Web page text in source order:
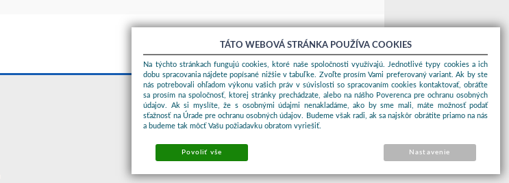
TÁTO WEBOVÁ STRÁNKA POUŽÍVA COOKIES
Na týchto stránkach fungujú cookies, ktoré naše spoločnosti využívajú. Jednotlivé typy cookies a ich
dobu spracovania nájdete popísané nižšie v tabuľke. Zvoľte prosím Vami preferovaný variant. Ak by ste
nás potrebovali ohľadom výkonu vašich práv v súvislosti so spracovaním cookies kontaktovať, obráťte
sa prosím na spoločnosť, ktorej stránky prechádzate, alebo na nášho Poverenca pre ochranu osobných
údajov. Ak si myslíte, že s osobnými údajmi nenakladáme, ako by sme mali, máte možnosť podať
sťažnosť na Úrade pre ochranu osobných údajov. Budeme však radi, ak sa najskôr obrátite priamo na nás
a budeme tak môcť Vašu požiadavku obratom vyriešiť.
Povoliť vše Nastavenie